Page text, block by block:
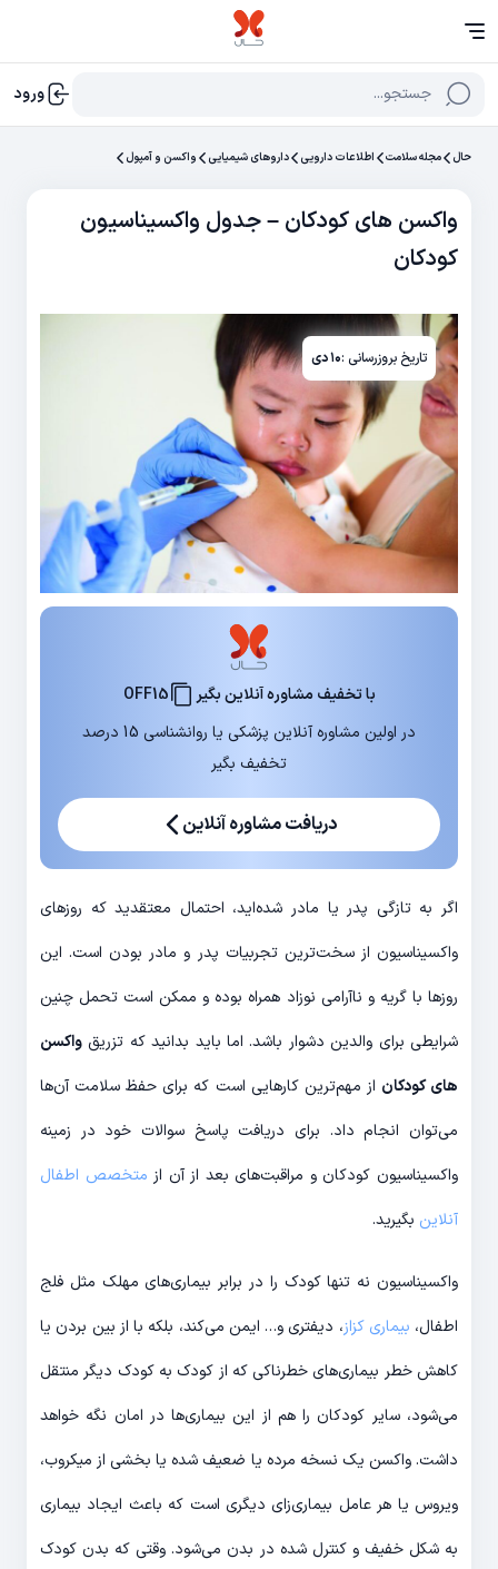
جستجو... ورود
حال مجله سلامت اطلاعات دارویی داروهای شیمیایی واکسن و آمپول
واکسن های کودکان – جدول واکسیناسیون
کودکان
تاریخ بروزرسانی :۱۰ دی
با تخفیف مشاوره آنلاین بگیر
OFF15
در اولین مشاوره آنلاین پزشکی یا روانشناسی 15 درصد
تخفیف بگیر
دریافت مشاوره آنلاین
اگر به تازگی پدر یا مادر شده‌اید، احتمال معتقدید که روزهای
واکسیناسیون از سخت‌ترین تجربیات پدر و مادر بودن است. این
روزها با گریه و ناآرامی نوزاد همراه بوده و ممکن است تحمل چنین
شرایطی برای والدین دشوار باشد. اما باید بدانید که تزریق واکسن
های کودکان از مهم‌ترین کارهایی است که برای حفظ سلامت آن‌ها
می‌توان انجام داد. برای دریافت پاسخ سوالات خود در زمینه
واکسیناسیون کودکان و مراقبت‌های بعد از آن از متخصص اطفال
آنلاین بگیرید.
واکسیناسیون نه تنها کودک را در برابر بیماری‌های مهلک مثل فلج
اطفال، بیماری کزاز، دیفتری و… ایمن می‌کند، بلکه با از بین بردن یا
کاهش خطر بیماری‌های خطرناکی که از کودک به کودک دیگر منتقل
می‌شود، سایر کودکان را هم از این بیماری‌ها در امان نگه خواهد
داشت. واکسن یک نسخه مرده یا ضعیف شده یا بخشی از میکروب،
ویروس یا هر عامل بیماری‌زای دیگری است که باعث ایجاد بیماری
به شکل خفیف و کنترل شده در بدن می‌شود. وقتی که بدن کودک